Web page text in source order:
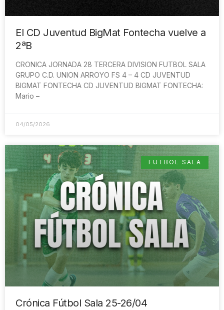
El CD Juventud BigMat Fontecha vuelve a
2ªB
CRONICA JORNADA 28 TERCERA DIVISION FUTBOL SALA
GRUPO C.D. UNION ARROYO FS 4 – 4 CD JUVENTUD
BIGMAT FONTECHA CD JUVENTUD BIGMAT FONTECHA:
Mario –
04/05/2026
FUTBOL SALA
Crónica Fútbol Sala 25-26/04